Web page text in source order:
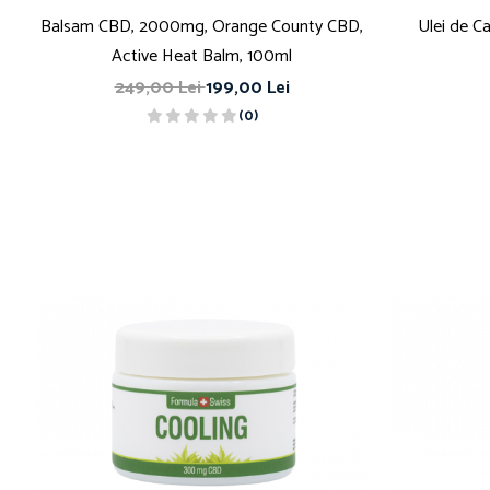
Balsam CBD, 2000mg, Orange County CBD,
Active Heat Balm, 100ml
249,00 Lei199,00 Lei
(0)
Ulei de